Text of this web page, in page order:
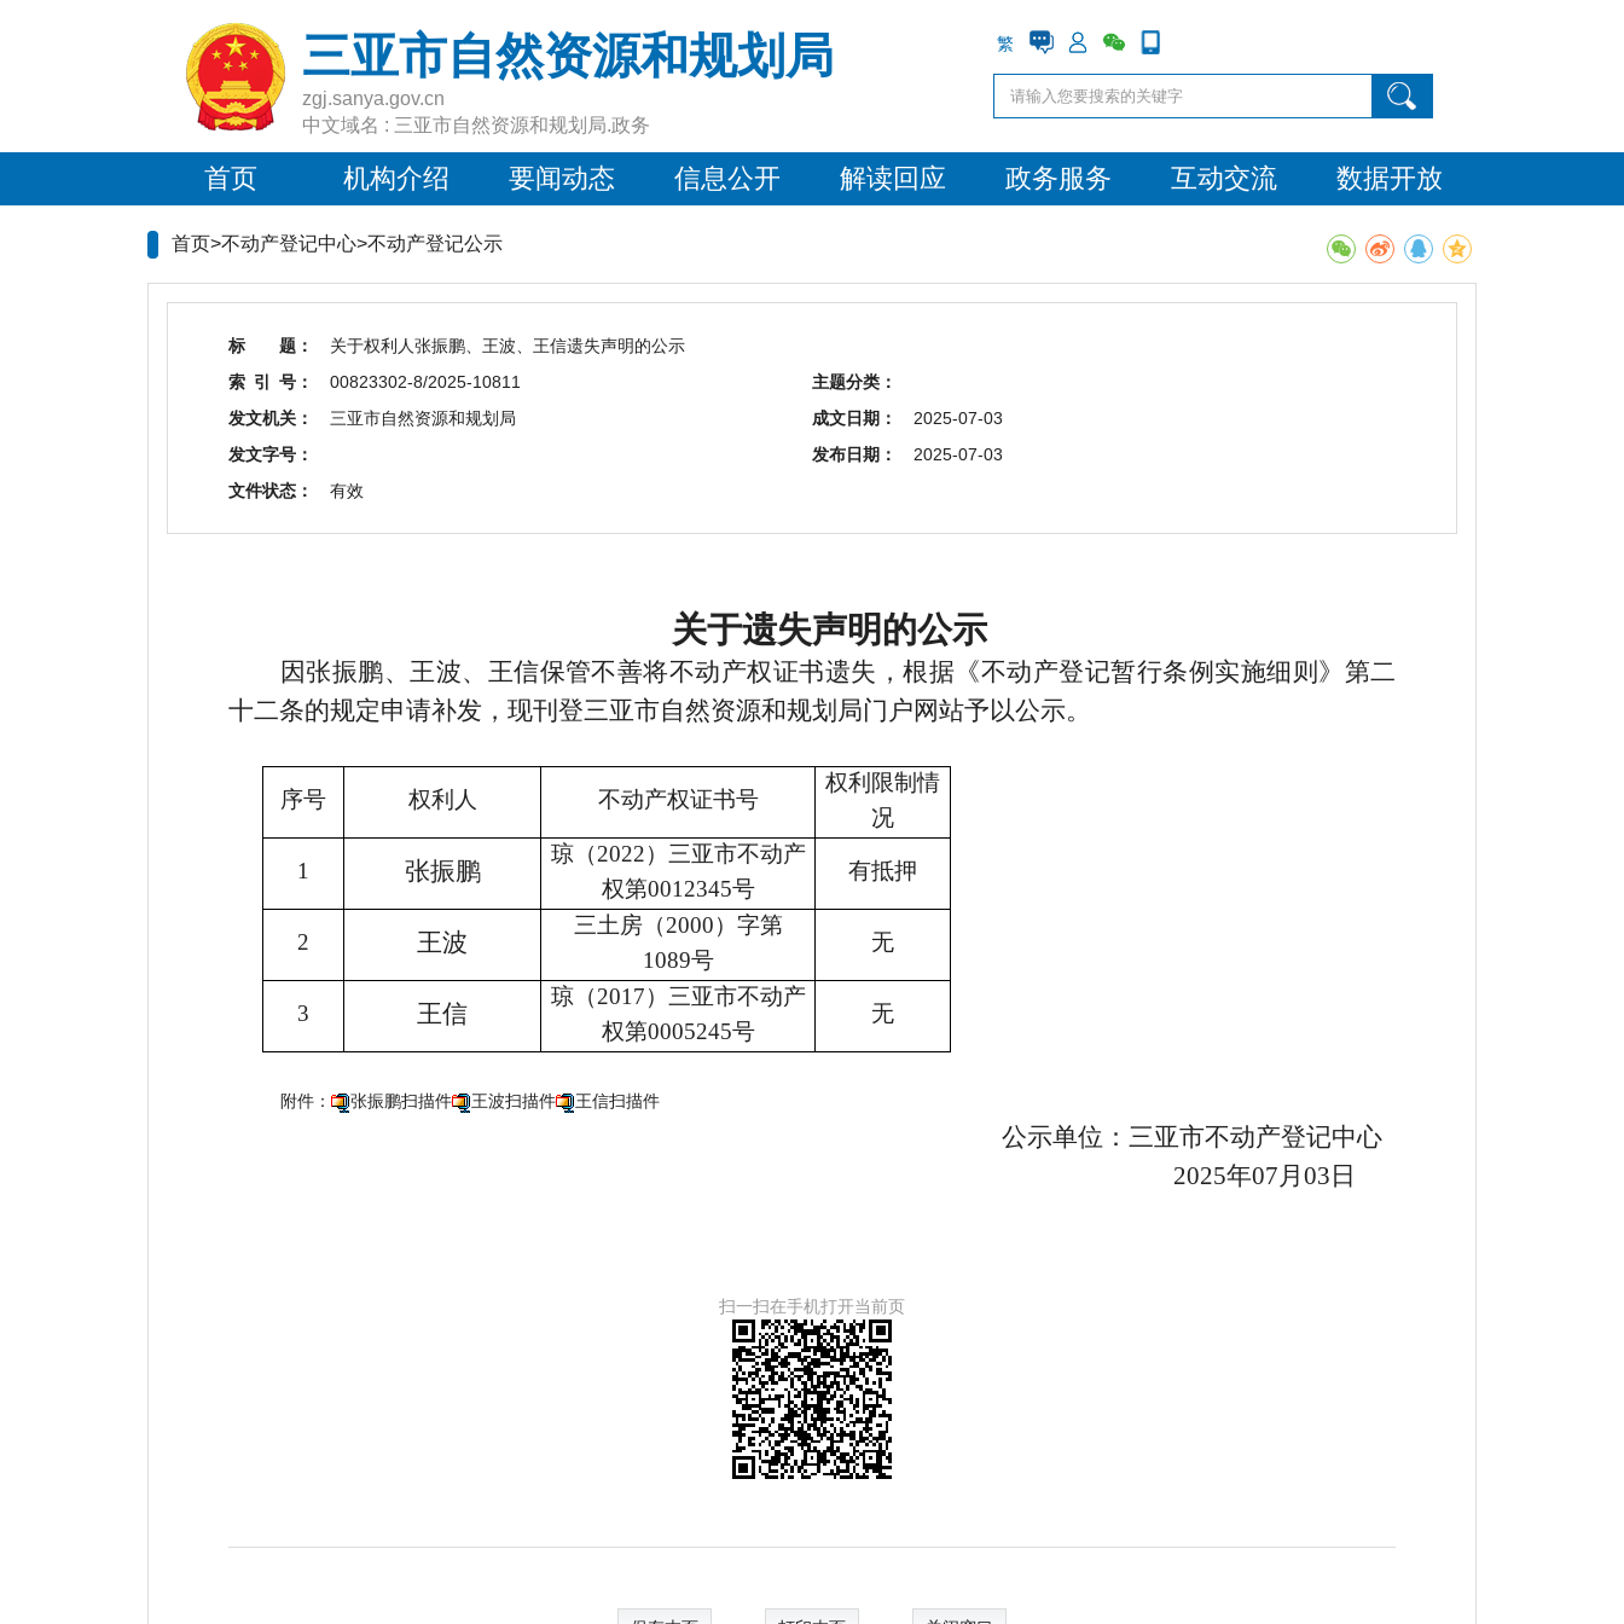
三亚市自然资源和规划局
zgj.sanya.gov.cn
中文域名 : 三亚市自然资源和规划局.政务
繁
首页 机构介绍 要闻动态 信息公开 解读回应 政务服务 互动交流 数据开放
首页>不动产登记中心>不动产登记公示
标 题：
关于权利人张振鹏、王波、王信遗失声明的公示
索 引 号：
00823302-8/2025-10811
主题分类：
发文机关：
三亚市自然资源和规划局 成文日期：
2025-07-03
发文字号：
发布日期：
2025-07-03
文件状态：
有效
关于遗失声明的公示
因张振鹏、王波、王信保管不善将不动产权证书遗失，根据《不动产登记暂行条例实施细则》第二
十二条的规定申请补发，现刊 登三亚市自然资源和规划 局门户网站予以公示。
序号 权利人 不动产权证书号
权利限制情
况
1 张振鹏
琼（2022）三亚市不动产
权第0012345号
有抵押
2 王波
三土房（2000）字第
1089号
无
3 王信
琼（2017）三亚市不动产
权第0005245号
无
附件： 张振鹏扫描件 王波扫描件 王信扫描件
公示单位：三亚市不动产登记中心
2025年07月 03 日
扫一扫在手机打开当前页